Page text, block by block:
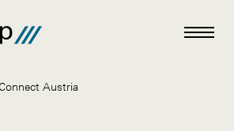
Austria